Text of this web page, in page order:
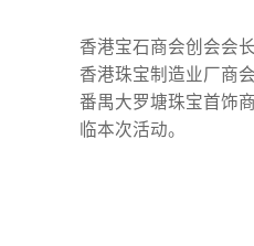
香港宝石商会创会会
香港珠宝制造业厂商
番禺大罗塘珠宝首饰
临本次活动。